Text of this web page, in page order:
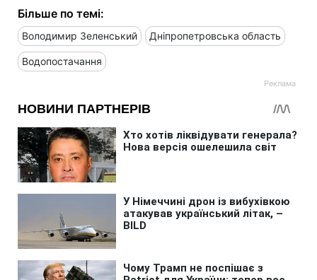
Більше по темі:
Володимир Зеленський Дніпропетровська область
Водопостачання